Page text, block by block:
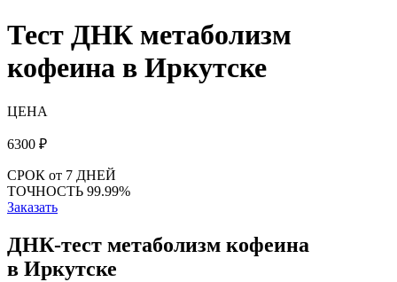
Тест ДНК метаболизм
кофеина в Иркутске
ЦЕНА
6300 ₽
СРОК от 7 ДНЕЙ
ТОЧНОСТЬ 99.99%
Заказать
ДНК-тест метаболизм кофеина
в Иркутске